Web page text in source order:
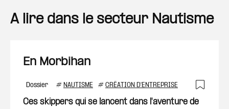
A lire dans le secteur Nautisme
En Morbihan
Dossier # NAUTISME # CRÉATION D'ENTREPRISE
Ces skippers qui se lancent dans l'aventure de